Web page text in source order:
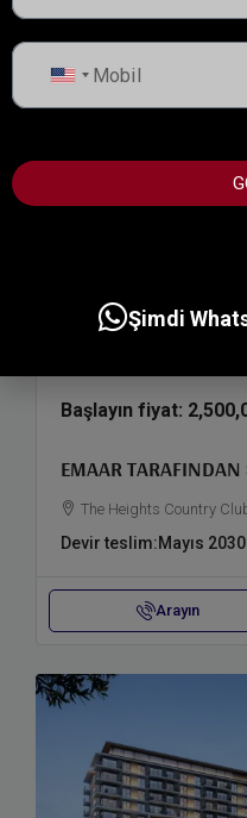
Başlayın fiyat:
EMAAR TARAFINDAN
The Heights Country
Devir teslim:Mayıs 2030
Arayın
United
States
Şimdi